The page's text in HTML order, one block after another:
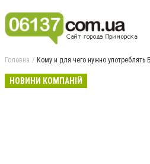
Головна Кому и для чего нужно употреблять
НОВИНИ КОМПАНІЙ